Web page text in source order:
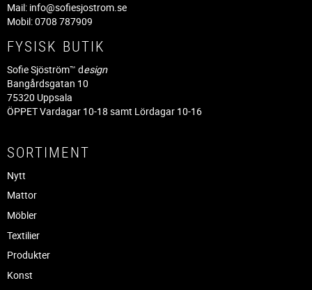
Mail: info@sofiesjostrom.se
Mobil: 0708 787909
FYSISK BUTIK
Sofie Sjöström™ design
Bangårdsgatan 10
75320 Uppsala
ÖPPET Vardagar 10-18 samt Lördagar 10-16
SORTIMENT
Nytt
Mattor
Möbler
Textilier
Produkter
Konst